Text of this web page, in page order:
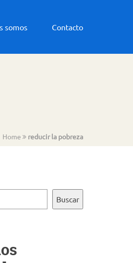
somos Contacto
Home reducir la pobreza
Buscar